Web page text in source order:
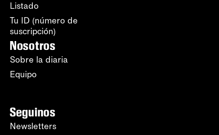
Listado
Tu ID (número de
suscripción)
Nosotros
Sobre la diaria
Equipo
Seguinos
Newsletters